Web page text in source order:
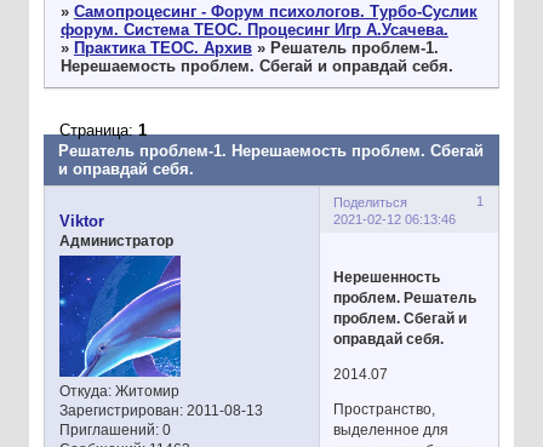
» Самопроцесинг - Форум психологов. Турбо-Суслик
форум. Система ТЕОС. Процесинг Игр А.Усачева.
» Практика ТЕОС. Архив » Решатель проблем-1.
Нерешаемость проблем. Сбегай и оправдай себя.
Решатель проблем-1. Нерешаемость проблем. Сбегай
и оправдай себя.
Страница:1
Поделиться
1
2021-02-12 06:13:46
Viktor
Администратор
Откуда:Житомир
Зарегистрирован: 2011-08-13
Приглашений:0
Нерешенность
проблем. Решатель
проблем. Сбегай и
оправдай себя.
2014.07
Пространство,
выделенное для